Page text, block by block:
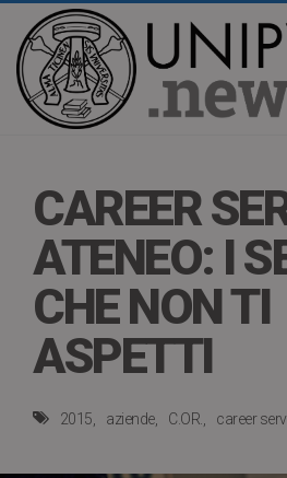
CAREER
ATENEO: I
CHE NON TI
ASPETTI
2015 aziende C.OR. career